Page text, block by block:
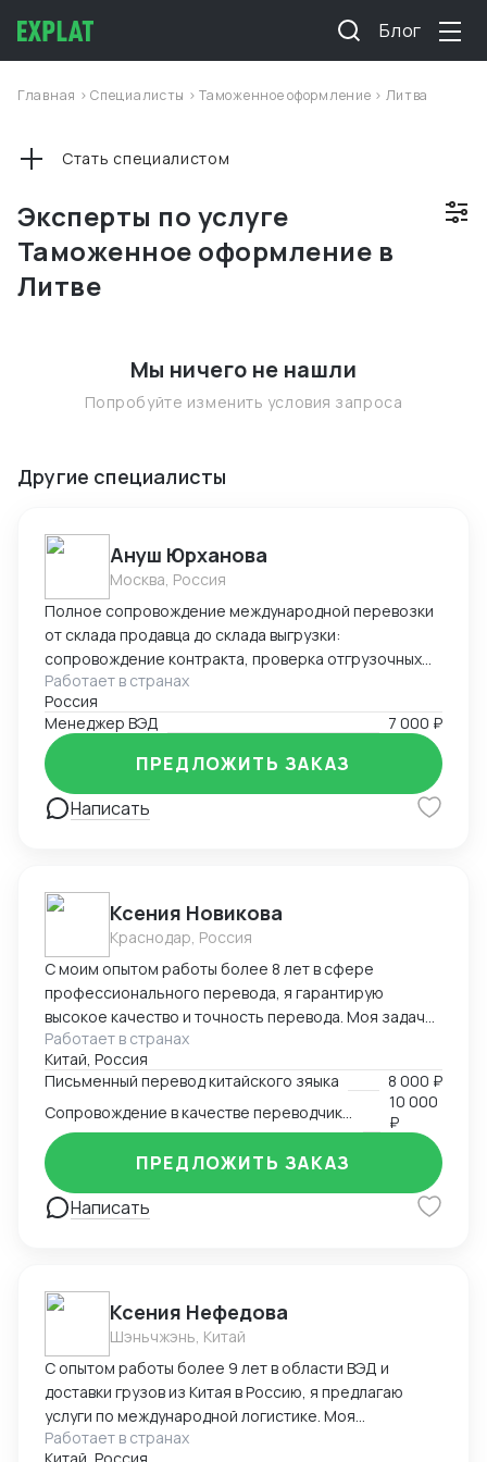
Блог
Главная >Специалисты >Таможенное оформление > Литва
Эксперты по услуге
Таможенное оформление в
Литве
Стать специалистом
Мы ничего не нашли
Попробуйте изменить условия запроса
Другие специалисты
Ануш Юрханова
Москва, Россия
Полное сопровождение международной перевозки
от склада продавца до склада выгрузки:
сопровождение контракта, проверка отгрузочных
документов, подготовка документов для
таможенного оформления, работа с брокерами и
таможенными службами, подача статистической
формы в таможенные органы, валютный контроль (
оформление УНК, СПД), поиск экспедиторов,
работа с ЖД, Авто, Морским транспортом,
оперативное решение сопутствующих задач.
Работает в странах
Россия
Менеджер ВЭД
7 000 ₽
Написать
ПРЕДЛОЖИТЬ ЗАКАЗ
Ксения Новикова
Краснодар, Россия
С моим опытом работы более 8 лет в сфере
профессионального перевода, я гарантирую
высокое качество и точность перевода. Моя задача
- обеспечить точный и качественный перевод с
китайского на русский и наоборот, чтобы установить
эффективную коммуникацию между клиентами.
Работает в странах
Китай, Россия
Письменный перевод китайского зяыка
8 000 ₽
10 000
₽
Написать
ПРЕДЛОЖИТЬ ЗАКАЗ
Ксения Нефедова
Шэньчжэнь, Китай
С опытом работы более 9 лет в области ВЭД и
доставки грузов из Китая в Россию, я предлагаю
услуги по международной логистике. Моя
экспертиза обеспечивает эффективную и надежную
Работает в странах